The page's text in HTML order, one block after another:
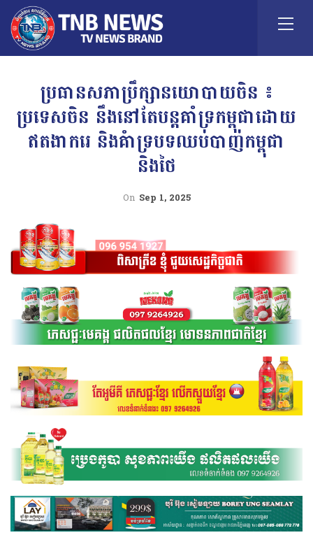
ប្រធានសភាប្រឹក្សានយោបាយចិន ៖
ប្រទេសចិន នឹងនៅតែបន្តគាំទ្រកម្ពុជាដោយ
ឥតងាករេ និងគំាទ្របទឈប់បាញ់កម្ពុជា
និងថៃ
On Sep 1, 2025